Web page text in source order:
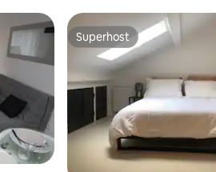
Superhost
Superhost